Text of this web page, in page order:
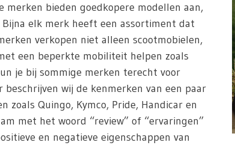
merken bieden goedkopere modellen aan,
elk merk heeft een assortiment dat
verkopen niet alleen scootmobielen,
een beperkte mobiliteit helpen zoals
je bij sommige merken terecht voor
beschrijven wij de kenmerken van een paar
zoals Quingo, Kymco, Pride, Handicar en
met het woord “review” of “ervaringen”
en negatieve eigenschappen van